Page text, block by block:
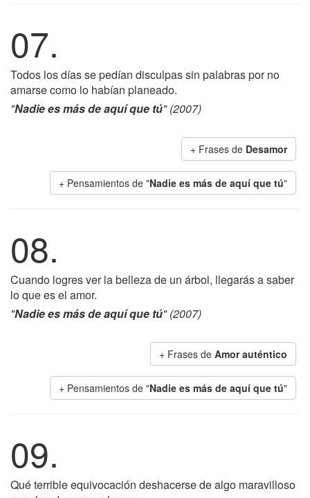
07.
Todos los días se pedían disculpas sin palabras por no
amarse como lo habían planeado.
"Nadie es más de aquí que tú" (2007)
+ Frases de Desamor
+ Pensamientos de "Nadie es más de aquí que tú"
08.
Cuando logres ver la belleza de un árbol, llegarás a saber
lo que es el amor.
"Nadie es más de aquí que tú" (2007)
+ Frases de Amor auténtico
+ Pensamientos de "Nadie es más de aquí que tú"
09.
Qué terrible equivocación deshacerse de algo maravilloso